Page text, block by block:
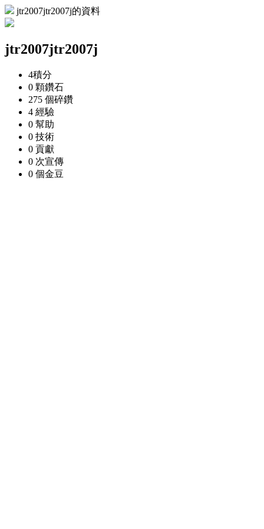
jtr2007jtr2007j的資料
jtr2007jtr2007j
4積分
0 顆鑽石
275 個碎鑽
4 經驗
0 幫助
0 技術
0 貢獻
0 次宣傳
0 個金豆